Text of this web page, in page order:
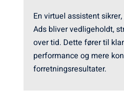
En virtuel assistent
Ads bliver vedligeholdt,
over tid. Dette fører til
performance og mere
forretningsresultater.